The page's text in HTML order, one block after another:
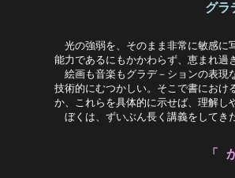
グラ
光の強弱を、そのまま非常に敏感に
能力であるにもかかわらず、恵まれ過
絵画も音楽もグラデ－ションの表現
技術的にむつかしい。そこで書におけ
か、これらを具体的に示せば、理解し
ぼくは、ずいぶん長く講義をしてき
「